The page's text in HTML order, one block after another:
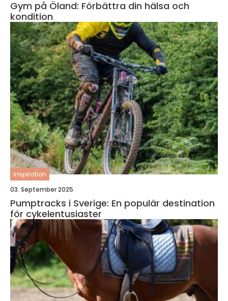
Gym på Öland: Förbättra din hälsa och
kondition
inspiration
03. September 2025
Pumptracks i Sverige: En populär destination
för cykelentusiaster